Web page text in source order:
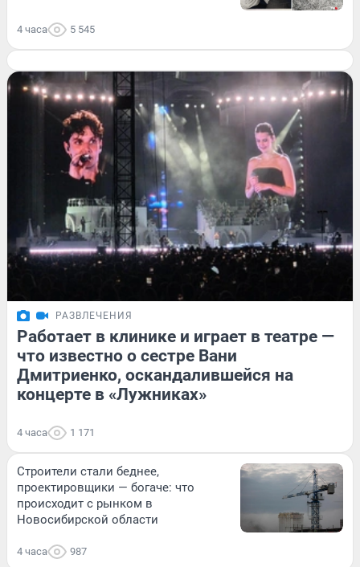
4 часа 5 545
РАЗВЛЕЧЕНИЯ
Работает в клинике и играет в театре —
что известно о сестре Вани
Дмитриенко, оскандалившейся на
концерте в «Лужниках»
4 часа 1 171
Строители стали беднее,
проектировщики — богаче: что
происходит с рынком в
Новосибирской области
4 часа 987